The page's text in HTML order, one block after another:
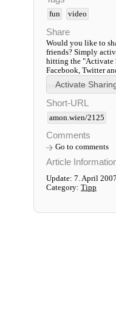
fun video
Share
Would you like to
friends? Simply
hitting the "Activate
Facebook, Twitter
Short-URL
amon.wien/2125
Comments
Go to comments
Article
Update: 7. April
Category: Tipp